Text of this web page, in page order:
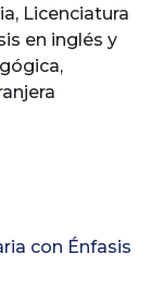
, Licenciatura
en inglés y
,
con Énfasis